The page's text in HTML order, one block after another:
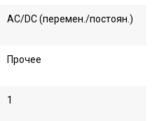
AC/DC (перемен./постоян.)
Прочее
1